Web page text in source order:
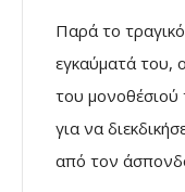
Παρά το
εγκαύματά του,
του μονοθέσιού
για να
από τον